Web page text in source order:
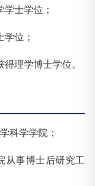
士学位；
位；
理学博士学位。
科学学院；
从事博士后研究工